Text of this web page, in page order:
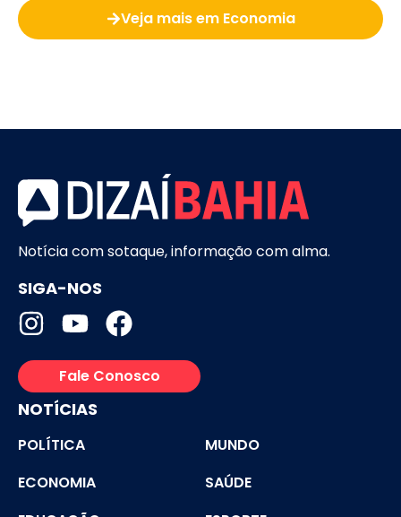
Veja mais em Economia
Notícia com sotaque, informação com alma.
SIGA-NOS
Fale Conosco
NOTÍCIAS
POLÍTICA
MUNDO
ECONOMIA
SAÚDE